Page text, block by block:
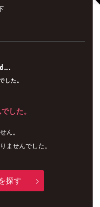
した。
した。
ん。
ませんでした。
探す